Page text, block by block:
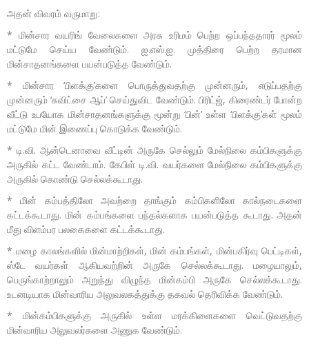
அதன் விவரம் வருமாறு:
* மின்சார வயரிங் வேலைகளை அரசு உரிமம் பெற்ற ஒப்பந்ததாரர் மூலம்
மட்டுமே செய்ய வேண்டும். ஐ.எஸ்.ஐ. முத்திரை பெற்ற தரமான
மின்சாதனங்களை பயன்படுத்த வேண்டும்.
* மின்சார ‘பிளக்கு’களை பொருத்துவதற்கு முன்னரும், எடுப்பதற்கு
முன்னரும் ‘சுவிட்சை ஆப்’ செய்துவிட வேண்டும். பிரிட்ஜ், கிரைண்டர் போன்ற
வீட்டு உபயோக மின்சாதனங்களுக்கு மூன்று ‘பின்’ உள்ள ‘பிளக்கு’கள் மூலம்
மட்டுமே மின் இணைப்பு கொடுக்க வேண்டும்.
* டி.வி. ஆன்டெனாவை வீட்டின் அருகே செல்லும் மேல்நிலை கம்பிகளுக்கு
அருகில் கட்ட வேண்டாம். கேபிள் டி.வி. வயர்களை மேல்நிலை கம்பிகளுக்கு
அருகில் கொண்டு செல்லக்கூடாது.
* மின் கம்பத்திலோ அவற்றை தாங்கும் கம்பிகளிலோ கால்நடைகளை
கட்டக்கூடாது. மின் கம்பங்களை பந்தல்களாக பயன்படுத்த கூடாது. அதன்
மீது விளம்பர பலகைகளை கட்டக்கூடாது.
* மழை காலங்களில் மின்மாற்றிகள், மின் கம்பங்கள், மின்பகிர்வு பெட்டிகள்,
ஸ்டே வயர்கள் ஆகியவற்றின் அருகே செல்லக்கூடாது. மழையாலும்,
பெருங்காற்றாலும் அறுந்து விழுந்த மின்கம்பி அருகே செல்லக்கூடாது.
உடனடியாக மின்வாரிய அலுவலகத்துக்கு தகவல் தெரிவிக்க வேண்டும்.
* மின்கம்பிகளுக்கு அருகில் உள்ள மரக்கிளைகளை வெட்டுவதற்கு
மின்வாரிய அலுவலர்களை அணுக வேண்டும்.